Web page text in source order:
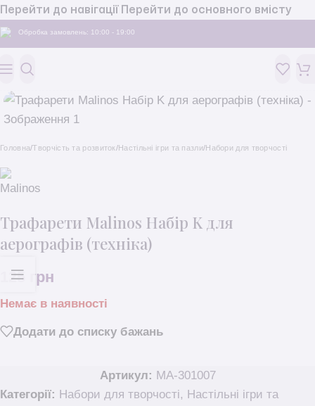
Перейти до навігації Перейти до основного вмісту
Обробка замовлень: 10:00 - 19:00
Головна/Творчість та розвиток/Настільні ігри та пазли/Набори для творчості
Трафарети Malinos Набір K для
аерографів (техніка)
125 грн
Немає в наявності
Додати до списку бажань
Артикул: MA-301007
Категорії: Набори для творчості, Настільні ігри та